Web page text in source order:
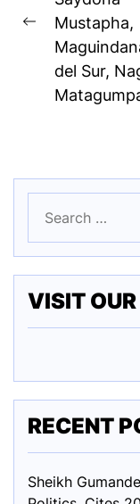
Previous
post:
Mustapha,
del Sur,
for:
VISIT
RECENT
Sheikh